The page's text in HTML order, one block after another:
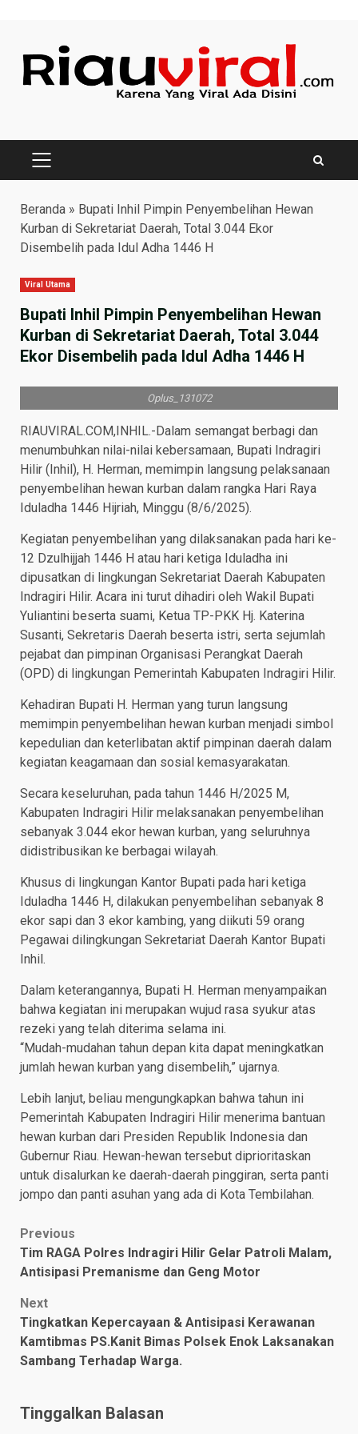
content
PRIMARY
Beranda » Bupati Inhil Pimpin Penyembelihan Hewan
Kurban di Sekretariat Daerah, Total 3.044 Ekor
Disembelih pada Idul Adha 1446 H
Viral Utama
Bupati Inhil Pimpin Penyembelihan Hewan
Kurban di Sekretariat Daerah, Total 3.044
Ekor Disembelih pada Idul Adha 1446 H
Oplus_131072
RIAUVIRAL.COM,INHIL.-Dalam semangat berbagi dan
menumbuhkan nilai-nilai kebersamaan, Bupati Indragiri
Hilir (Inhil), H. Herman, memimpin langsung pelaksanaan
penyembelihan hewan kurban dalam rangka Hari Raya
Iduladha 1446 Hijriah, Minggu (8/6/2025).
Kegiatan penyembelihan yang dilaksanakan pada hari ke-
12 Dzulhijjah 1446 H atau hari ketiga Iduladha ini
dipusatkan di lingkungan Sekretariat Daerah Kabupaten
Indragiri Hilir. Acara ini turut dihadiri oleh Wakil Bupati
Yuliantini beserta suami, Ketua TP-PKK Hj. Katerina
Susanti, Sekretaris Daerah beserta istri, serta sejumlah
pejabat dan pimpinan Organisasi Perangkat Daerah
(OPD) di lingkungan Pemerintah Kabupaten Indragiri Hilir.
Kehadiran Bupati H. Herman yang turun langsung
memimpin penyembelihan hewan kurban menjadi simbol
kepedulian dan keterlibatan aktif pimpinan daerah dalam
kegiatan keagamaan dan sosial kemasyarakatan.
Secara keseluruhan, pada tahun 1446 H/2025 M,
Kabupaten Indragiri Hilir melaksanakan penyembelihan
sebanyak 3.044 ekor hewan kurban, yang seluruhnya
didistribusikan ke berbagai wilayah.
Khusus di lingkungan Kantor Bupati pada hari ketiga
Iduladha 1446 H, dilakukan penyembelihan sebanyak 8
ekor sapi dan 3 ekor kambing, yang diikuti 59 orang
Pegawai dilingkungan Sekretariat Daerah Kantor Bupati
Inhil.
Dalam keterangannya, Bupati H. Herman menyampaikan
bahwa kegiatan ini merupakan wujud rasa syukur atas
rezeki yang telah diterima selama ini.
“Mudah-mudahan tahun depan kita dapat meningkatkan
jumlah hewan kurban yang disembelih,” ujarnya.
Lebih lanjut, beliau mengungkapkan bahwa tahun ini
Pemerintah Kabupaten Indragiri Hilir menerima bantuan
hewan kurban dari Presiden Republik Indonesia dan
Gubernur Riau. Hewan-hewan tersebut diprioritaskan
untuk disalurkan ke daerah-daerah pinggiran, serta panti
jompo dan panti asuhan yang ada di Kota Tembilahan.
Post
navigation
Previous
Tim RAGA Polres Indragiri Hilir Gelar Patroli Malam,
Antisipasi Premanisme dan Geng Motor
Next
Tingkatkan Kepercayaan & Antisipasi Kerawanan
Kamtibmas PS.Kanit Bimas Polsek Enok Laksanakan
Sambang Terhadap Warga.
Tinggalkan Balasan